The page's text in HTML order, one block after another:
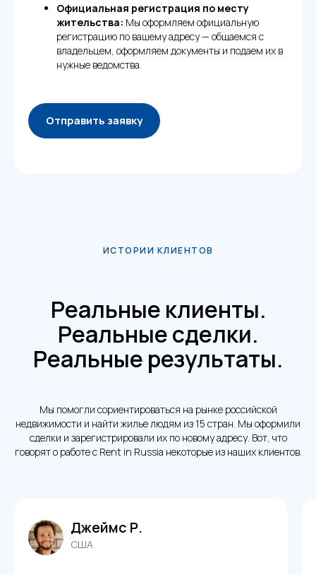
Официальная регистрация по месту
жительства: Мы оформляем официальную
регистрацию по вашему адресу — общаемся с
владельцем, оформляем документы и подаем их в
нужные ведомства.
Отправить заявку
ИСТОРИИ КЛИЕНТОВ
Реальные клиенты.
Реальные сделки.
Реальные результаты.
Мы помогли сориентироваться на рынке российской
недвижимости и найти жилье людям из 15 стран. Мы оформили
сделки и зарегистрировали их по новому адресу. Вот, что
говорят о работе с Rent in Russia некоторые из наших клиентов.
Маркус Х.
Германия
ООО "SDB-TECH"
ОГРН 1257700411154